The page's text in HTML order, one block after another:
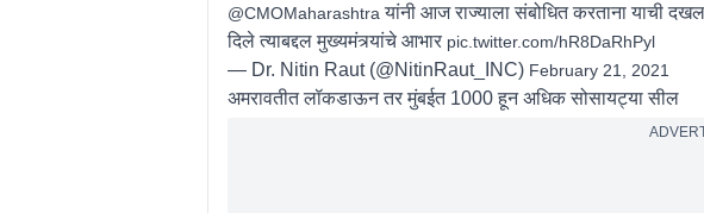
@CMOMaharashtra यांनी आज राज्याला संबोधित करताना याची
दिले त्याबद्दल मुख्यमंत्र्यांचे आभार pic.twitter.com/hR8DaRhPyl
— Dr. Nitin Raut (@NitinRaut_INC) February 21, 2021
अमरावतीत लॉकडाऊन तर मुंबईत 1000 हून अधिक सोसायट्या सील